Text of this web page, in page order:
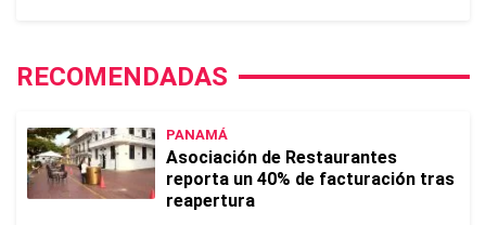
RECOMENDADAS
PANAMÁ
Asociación de Restaurantes
reporta un 40% de facturación tras
reapertura